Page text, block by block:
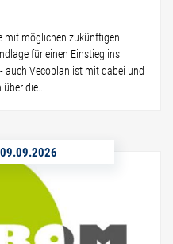
mit möglichen zukünftigen
für einen Einstieg ins
Vecoplan ist mit dabei und
die...
09.09.2026